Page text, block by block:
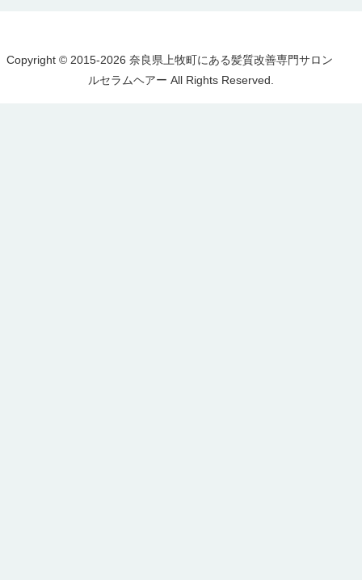
Copyright © 2015-2026 奈良県上牧町にある髪質改善専門サロン
ルセラムヘアー All Rights Reserved.